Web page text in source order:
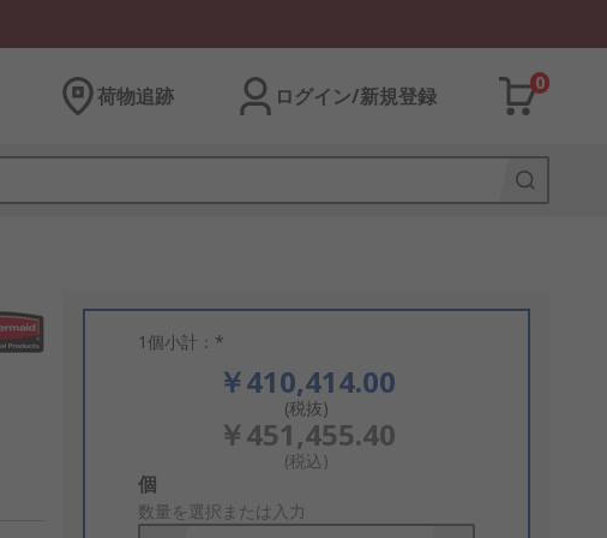
荷物追跡 ログイン/新規登録
0
1個小計：*
￥410,414.00
(税抜)
￥451,455.40
(税込)
Add
to
個
数量を選択または入力